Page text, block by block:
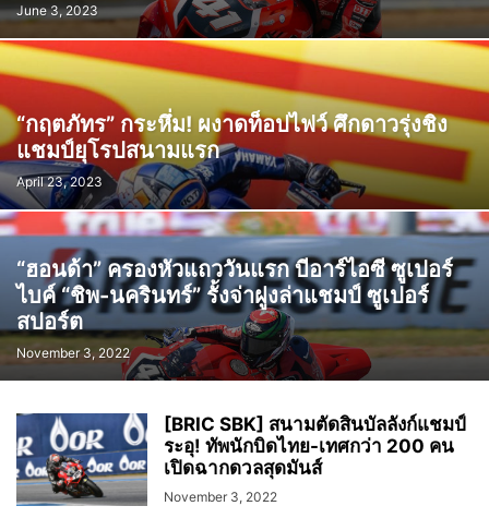
June 3, 2023
“กฤตภัทร” กระหึ่ม! ผงาดท็อปไฟว์ ศึกดาวรุ่งชิง
แชมป์ยุโรปสนามแรก
April 23, 2023
“ฮอนด้า” ครองหัวแถววันแรก บีอาร์ไอซี ซูเปอร์
ไบค์ “ชิพ-นครินทร์” รั้งจ่าฝูงล่าแชมป์ ซูเปอร์
สปอร์ต
November 3, 2022
[BRIC SBK] สนามตัดสินบัลลังก์แชมป์
ระอุ! ทัพนักบิดไทย-เทศกว่า 200 คน
เปิดฉากดวลสุดมันส์
November 3, 2022